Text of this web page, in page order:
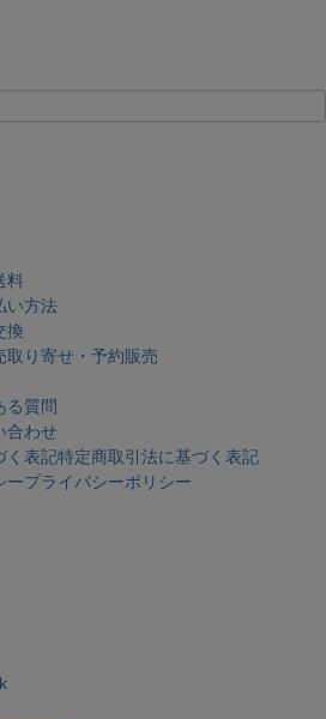
料
い方法
換
取り寄せ・予約販売
る質問
合わせ
特定商取引法に基づく表記
プライバシーポリシー